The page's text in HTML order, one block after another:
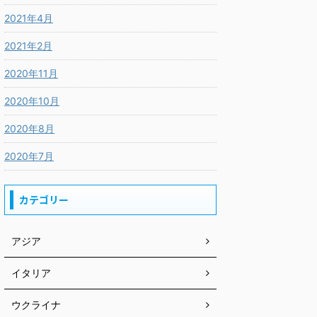
2021年4月
2021年2月
2020年11月
2020年10月
2020年8月
2020年7月
カテゴリー
アジア
イタリア
ウクライナ